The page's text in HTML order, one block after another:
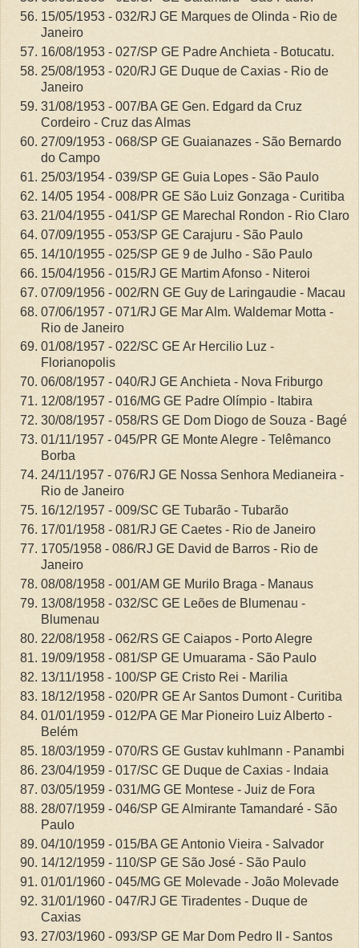
15/05/1953 - 032/RJ GE Marques de Olinda - Rio de
Janeiro
16/08/1953 - 027/SP GE Padre Anchieta - Botucatu.
25/08/1953 - 020/RJ GE Duque de Caxias - Rio de
Janeiro
31/08/1953 - 007/BA GE Gen. Edgard da Cruz
Cordeiro - Cruz das Almas
27/09/1953 - 068/SP GE Guaianazes - São Bernardo
do Campo
25/03/1954 - 039/SP GE Guia Lopes - São Paulo
14/05 1954 - 008/PR GE São Luiz Gonzaga - Curitiba
21/04/1955 - 041/SP GE Marechal Rondon - Rio Claro
07/09/1955 - 053/SP GE Carajuru - São Paulo
14/10/1955 - 025/SP GE 9 de Julho - São Paulo
15/04/1956 - 015/RJ GE Martim Afonso - Niteroi
07/09/1956 - 002/RN GE Guy de Laringaudie - Macau
07/06/1957 - 071/RJ GE Mar Alm. Waldemar Motta -
Rio de Janeiro
01/08/1957 - 022/SC GE Ar Hercilio Luz -
Florianopolis
06/08/1957 - 040/RJ GE Anchieta - Nova Friburgo
12/08/1957 - 016/MG GE Padre Olímpio - Itabira
30/08/1957 - 058/RS GE Dom Diogo de Souza - Bagé
01/11/1957 - 045/PR GE Monte Alegre - Telêmanco
Borba
24/11/1957 - 076/RJ GE Nossa Senhora Medianeira -
Rio de Janeiro
16/12/1957 - 009/SC GE Tubarão - Tubarão
17/01/1958 - 081/RJ GE Caetes - Rio de Janeiro
1705/1958 - 086/RJ GE David de Barros - Rio de
Janeiro
08/08/1958 - 001/AM GE Murilo Braga - Manaus
13/08/1958 - 032/SC GE Leões de Blumenau -
Blumenau
22/08/1958 - 062/RS GE Caiapos - Porto Alegre
19/09/1958 - 081/SP GE Umuarama - São Paulo
13/11/1958 - 100/SP GE Cristo Rei - Marilia
18/12/1958 - 020/PR GE Ar Santos Dumont - Curitiba
01/01/1959 - 012/PA GE Mar Pioneiro Luiz Alberto -
Belém
18/03/1959 - 070/RS GE Gustav kuhlmann - Panambi
23/04/1959 - 017/SC GE Duque de Caxias - Indaia
03/05/1959 - 031/MG GE Montese - Juiz de Fora
28/07/1959 - 046/SP GE Almirante Tamandaré - São
Paulo
04/10/1959 - 015/BA GE Antonio Vieira - Salvador
14/12/1959 - 110/SP GE São José - São Paulo
01/01/1960 - 045/MG GE Molevade - João Molevade
31/01/1960 - 047/RJ GE Tiradentes - Duque de
Caxias
27/03/1960 - 093/SP GE Mar Dom Pedro II - Santos